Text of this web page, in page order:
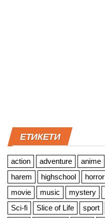
ЕТИКЕТИ
action adventure anime
harem
highschool horror
movie
music mystery
Sci-fi
Slice of Life sport